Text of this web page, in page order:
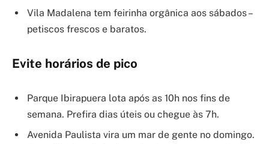
Vila Madalena tem feirinha orgânica aos sábados –
petiscos frescos e baratos.
Evite horários de pico
Parque Ibirapuera lota após as 10h nos fins de
semana. Prefira dias úteis ou chegue às 7h.
Avenida Paulista vira um mar de gente no domingo.